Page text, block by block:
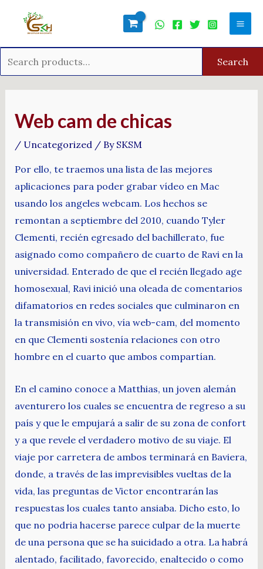
Search
Web cam de chicas
/ Uncategorized/ By SKSM
Por ello, te traemos una lista de las mejores
aplicaciones para poder grabar vídeo en Mac
usando los angeles webcam. Los hechos se
remontan a septiembre del 2010, cuando Tyler
Clementi, recién egresado del bachillerato, fue
asignado como compañero de cuarto de Ravi en la
universidad. Enterado de que el recién llegado age
homosexual, Ravi inició una oleada de comentarios
difamatorios en redes sociales que culminaron en
la transmisión en vivo, vía web-cam, del momento
en que Clementi sostenía relaciones con otro
hombre en el cuarto que ambos compartían.
En el camino conoce a Matthias, un joven alemán
aventurero los cuales se encuentra de regreso a su
país y que le empujará a salir de su zona de confort
y a que revele el verdadero motivo de su viaje. El
viaje por carretera de ambos terminará en Baviera,
donde, a través de las imprevisibles vueltas de la
vida, las preguntas de Victor encontrarán las
respuestas los cuales tanto ansiaba. Dicho esto, lo
que no podria hacerse parece culpar de la muerte
de una persona que se ha suicidado a otra. La habrá
alentado, facilitado, favorecido, enaltecido o como